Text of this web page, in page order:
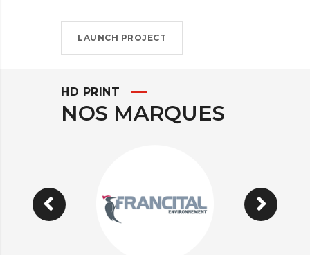
LAUNCH PROJECT
HD PRINT
NOS MARQUES